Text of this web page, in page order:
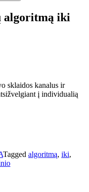
algoritmą iki
sklaidos kanalus ir
į individualią
Tagged algoritmą, iki,